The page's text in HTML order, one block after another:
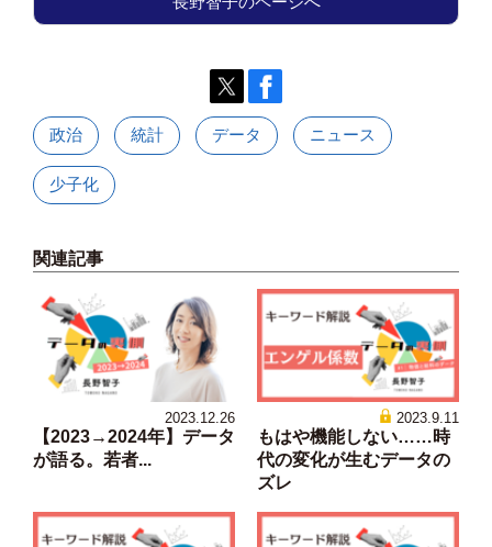
政治 統計 データ ニュース
少子化
関連記事
2023.12.26
【2023→2024年】データ
が語る。若者...
2023.9.11
もはや機能しない……時
代の変化が生むデータの
ズレ